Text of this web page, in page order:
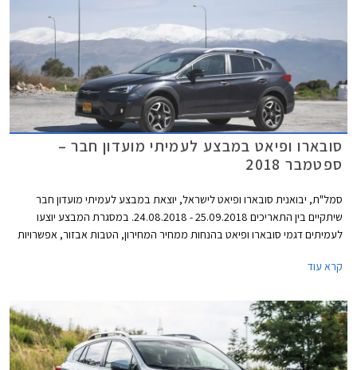
סובארו ופיאט במבצע לעמיתי מועדון חבר –
ספטמבר 2018
סמל"ת, יבואנית סובארו ופיאט לישראל, יוצאת במבצע לעמיתי מועדון חבר
שיתקיים בין התאריכים 25.09.2018 - 24.08.2018. במסגרת המבצע יוצעו
לעמיתים דגמי סובארו ופיאט בהנחות ממחיר המחירון, הטבות אבזור, אפשרויות
המבצע יתקיים בכל סוכנויות פיאט וסובארו ברחבי הארץ, וגם ביריד מועדון חבר
קרא עוד